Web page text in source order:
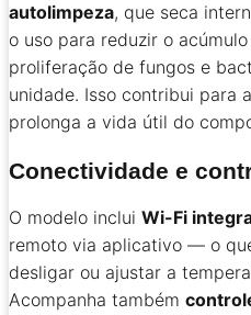
autolimpeza, que seca
o uso para reduzir o
proliferação de fungos e
unidade. Isso contribui para
prolonga a vida útil do
Conectividade e
O modelo inclui Wi-Fi
remoto via aplicativo — o
desligar ou ajustar a
Acompanha também